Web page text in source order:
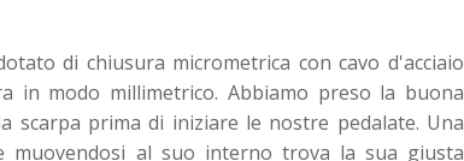
di chiusura micrometrica con cavo d'acciaio
in modo millimetrico. Abbiamo preso la buona
scarpa prima di iniziare le nostre pedalate. Una
muovendosi al suo interno trova la sua giusta